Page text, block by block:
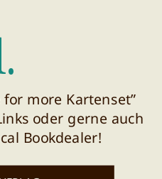
more Kartenset”
oder gerne auch
Bookdealer!